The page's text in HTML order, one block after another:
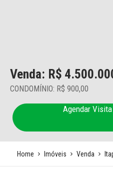
Venda: R$
CONDOMÍNIO: R$ 900,00
Agendar Visita
Home Imóveis Venda